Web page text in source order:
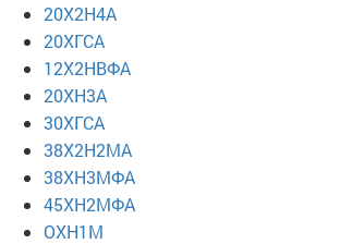
20Х2Н4А
20ХГСА
12Х2НВФА
20ХН3А
30ХГСА
38Х2Н2МА
38ХН3МФА
45ХН2МФА
ОХН1М